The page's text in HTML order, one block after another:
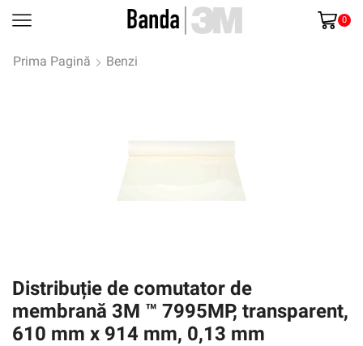
0
Prima Pagină Benzi
Distribuție de comutator de
membrană 3M ™ 7995MP, transparent,
610 mm x 914 mm, 0,13 mm